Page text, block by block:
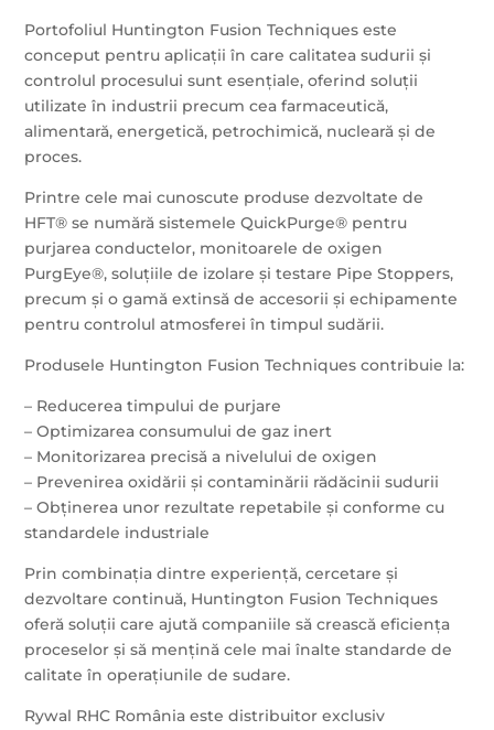
Portofoliul Huntington Fusion Techniques este
conceput pentru aplicații în care calitatea sudurii și
controlul procesului sunt esențiale, oferind soluții
utilizate în industrii precum cea farmaceutică,
alimentară, energetică, petrochimică, nucleară și de
proces.
Printre cele mai cunoscute produse dezvoltate de
HFT® se numără sistemele QuickPurge® pentru
purjarea conductelor, monitoarele de oxigen
PurgEye®, soluțiile de izolare și testare Pipe Stoppers,
precum și o gamă extinsă de accesorii și echipamente
pentru controlul atmosferei în timpul sudării.
Produsele Huntington Fusion Techniques contribuie la:
– Reducerea timpului de purjare
– Optimizarea consumului de gaz inert
– Monitorizarea precisă a nivelului de oxigen
– Prevenirea oxidării și contaminării rădăcinii sudurii
– Obținerea unor rezultate repetabile și conforme cu
standardele industriale
Prin combinația dintre experiență, cercetare și
dezvoltare continuă, Huntington Fusion Techniques
oferă soluții care ajută companiile să crească eficiența
proceselor și să mențină cele mai înalte standarde de
calitate în operațiunile de sudare.
Rywal RHC România este distribuitor exclusiv